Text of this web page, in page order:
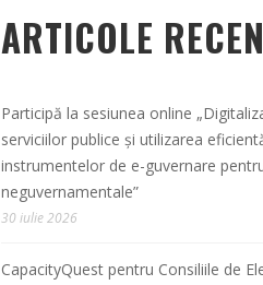
ARTICOLE
Participă la sesiunea online
serviciilor publice și utilizarea
instrumentelor de e-guvernare
neguvernamentale”
30 iulie 2026
CapacityQuest pentru Consiliile de